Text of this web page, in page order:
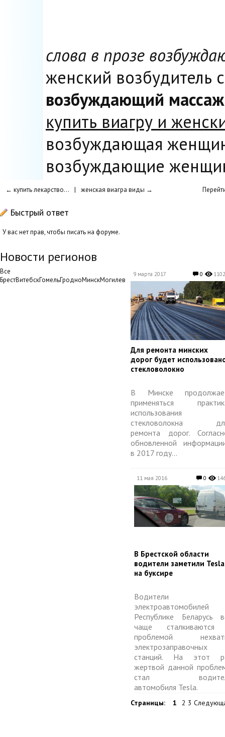
слова в прозе
женский возбудитель
возбуждающий
купить виагру и
возбуждающая
возбуждающие
← купить лекарство... | женская виагра виды →
Быстрый ответ
У вас нет прав, чтобы писать на форуме.
Новости регионов
Все
БрестВитебскГомельГродноМинскМогилев
9 марта 2017 0 1102
​Для ремонта минских
дорог будет
стекловолокно
В Минске
применяться
использования
стекловолокна
ремонта дорог.
обновленной
в 2017 году...
11 мая 2016 0
​В Брестской области
водители заметили Tesla
на буксире
Водители
Республике Беларусь
чаще
проблемой
электрозаправочных
станций. На этот
жертвой данной
стал
автомобиля Tesla.
Страницы: 1 2 3